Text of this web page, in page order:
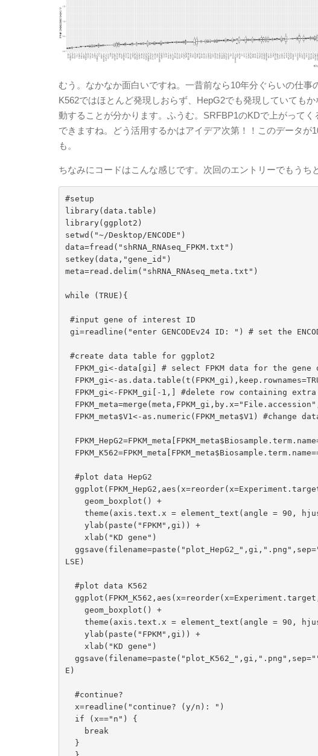
むう。なかなか面白いですね。一昔前なら10年分ぐらいの仕
K562ではほとんど発現しおらず、HepG2でも発現していても
動することが分かります。ふうむ。SRFBP1のKDで上がって
できますね。どう活用するかはアイデア次第！！このデータ
も。
ちなみにコードはこんな感じです。次回のエントリーでもうち
#setup
library(data.table)
library(ggplot2)
setwd("~/Desktop/ENCODE")
data=fread("shRNA_RNAseq_FPKM.txt")
setkey(data,"gene_id")
meta=read.delim("shRNA_RNAseq_meta.txt")
while (TRUE){
LSE)
E)